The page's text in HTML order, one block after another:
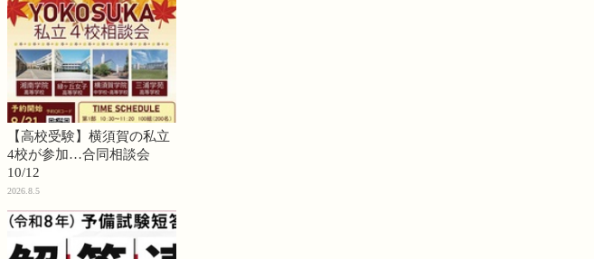
【高校受験】横須賀の私立
4校が参加…合同相談会
10/12
2026.8.5